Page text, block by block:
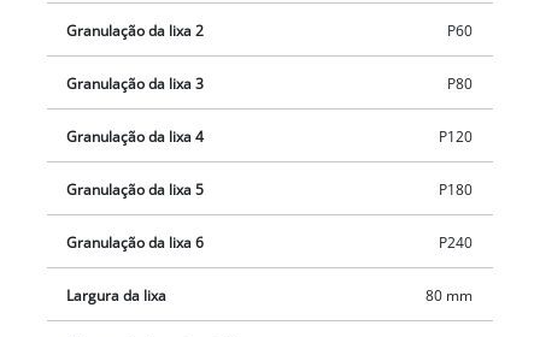
Granulação da lixa 2 P60
Granulação da lixa 3 P80
Granulação da lixa 4 P120
Granulação da lixa 5 P180
Granulação da lixa 6 P240
Largura da lixa 80 mm